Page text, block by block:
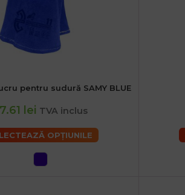
2XL
pentru sudură SAMY BLUE
lei TVA inclus
OPȚIUNILE